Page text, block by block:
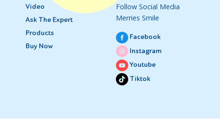
Video
Ask The Expert
Products
Buy Now
Follow Social Media
Merries Smile
Facebook
Instagram
Youtube
Tiktok